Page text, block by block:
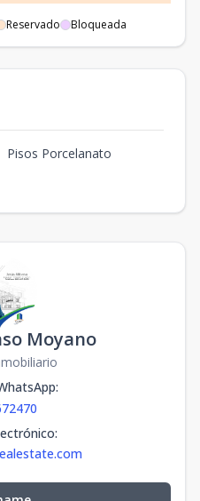
3 2 1 2
3 2 1
3 2 1 2
Reservado Bloqueada
Pisos Porcelanato
Moyano
:
: